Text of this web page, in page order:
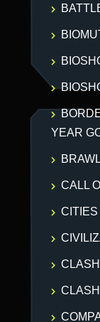
YEAR
CALL